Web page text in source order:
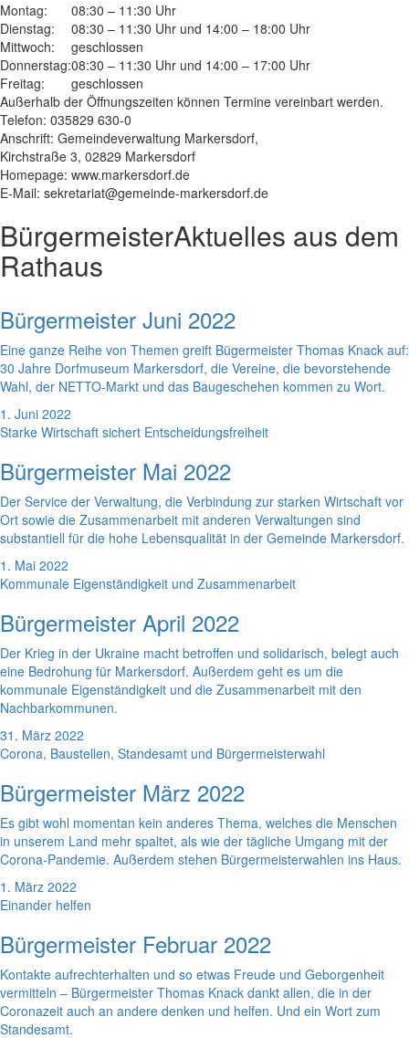
Montag:
08:30 – 11:30 Uhr
Dienstag:
08:30 – 11:30 Uhr und 14:00 – 18:00 Uhr
Mittwoch:
geschlossen
Donnerstag:08:30 – 11:30 Uhr und 14:00 – 17:00 Uhr
Freitag:
geschlossen
Außerhalb der Öffnungszeiten können Termine vereinbart werden.
Telefon: 035829 630-0
Anschrift: Gemeindeverwaltung Markersdorf,
Kirchstraße 3, 02829 Markersdorf
Homepage: www.markersdorf.de
E-Mail: sekretariat@gemeinde-markersdorf.de
BürgermeisterAktuelles aus dem
Rathaus
Bürgermeister Juni 2022
Eine ganze Reihe von Themen greift Bügermeister Thomas Knack auf:
30 Jahre Dorfmuseum Markersdorf, die Vereine, die bevorstehende
Wahl, der NETTO-Markt und das Baugeschehen kommen zu Wort.
1. Juni 2022
Starke Wirtschaft sichert Entscheidungsfreiheit
Bürgermeister Mai 2022
Der Service der Verwaltung, die Verbindung zur starken Wirtschaft vor
Ort sowie die Zusammenarbeit mit anderen Verwaltungen sind
substantiell für die hohe Lebensqualität in der Gemeinde Markersdorf.
1. Mai 2022
Kommunale Eigenständigkeit und Zusammenarbeit
Bürgermeister April 2022
Der Krieg in der Ukraine macht betroffen und solidarisch, belegt auch
eine Bedrohung für Markersdorf. Außerdem geht es um die
kommunale Eigenständigkeit und die Zusammenarbeit mit den
Nachbarkommunen.
31. März 2022
Corona, Baustellen, Standesamt und Bürgermeisterwahl
Bürgermeister März 2022
Es gibt wohl momentan kein anderes Thema, welches die Menschen
in unserem Land mehr spaltet, als wie der tägliche Umgang mit der
Corona-Pandemie. Außerdem stehen Bürgermeisterwahlen ins Haus.
1. März 2022
Einander helfen
Bürgermeister Februar 2022
Kontakte aufrechterhalten und so etwas Freude und Geborgenheit
vermitteln – Bürgermeister Thomas Knack dankt allen, die in der
Coronazeit auch an andere denken und helfen. Und ein Wort zum
Standesamt.